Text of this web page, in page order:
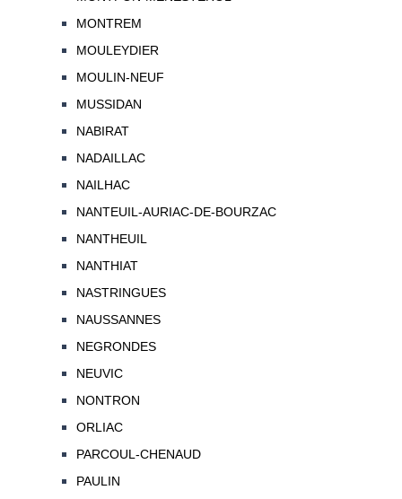
MONTREM
MOULEYDIER
MOULIN-NEUF
MUSSIDAN
NABIRAT
NADAILLAC
NAILHAC
NANTEUIL-AURIAC-DE-BOURZAC
NANTHEUIL
NANTHIAT
NASTRINGUES
NAUSSANNES
NEGRONDES
NEUVIC
NONTRON
ORLIAC
PARCOUL-CHENAUD
PAULIN